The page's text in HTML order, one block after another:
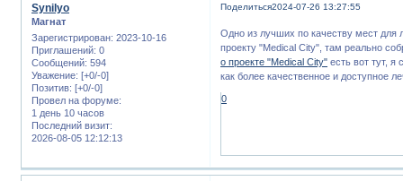
Поделиться2024-07-26 13:27:55
Synilyo
Магнат
Зарегистрирован: 2023-10-16
Приглашений: 0
Сообщений: 594
Уважение: [+0/-0]
Позитив: [+0/-0]
Провел на форуме:
1 день 10 часов
Последний визит:
2026-08-05 12:12:13
Одно из лучших по качеству мест для
проекту "Medical City", там реально
о проекте "Medical City" есть вот тут, я
как более качественное и доступное
0